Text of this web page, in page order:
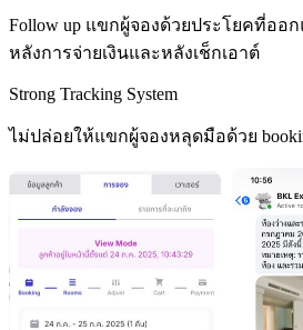
Follow up แขกผู้จองด้วยประโยคที่ออ
หลังการจ่ายเงินและหลังเช็กเอาต์
Strong Tracking System
ไม่ปล่อยให้แขกผู้จองหลุดมือด้วย